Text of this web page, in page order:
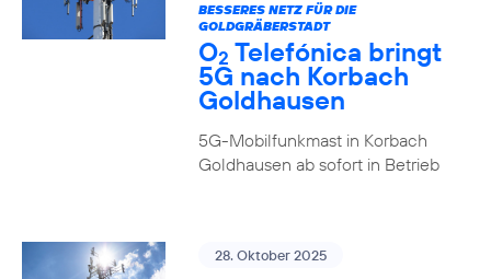
BESSERES NETZ FÜR DIE
GOLDGRÄBERSTADT
O2 Telefónica bringt
5G nach Korbach
Goldhausen
5G-Mobilfunkmast in Korbach
Goldhausen ab sofort in Betrieb
28. Oktober 2025